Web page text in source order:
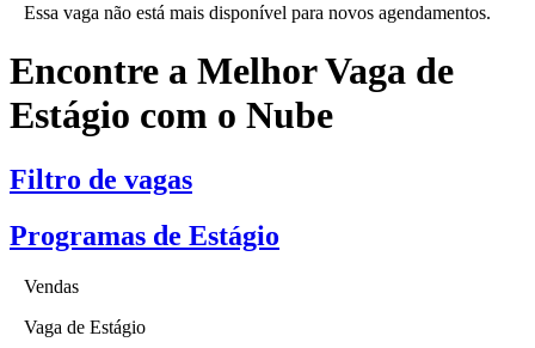
Essa vaga não está mais disponível para novos agendamentos.
Encontre a Melhor Vaga de
Estágio com o Nube
Filtro de vagas
Programas de Estágio
Vendas
Vaga de Estágio